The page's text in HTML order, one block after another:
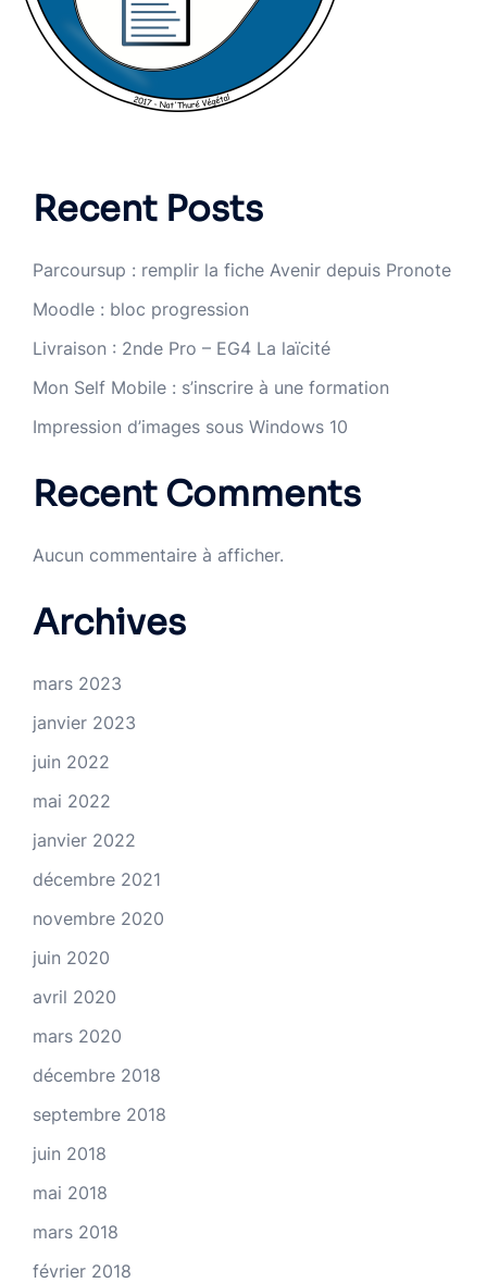
Recent Posts
Parcoursup : remplir la fiche Avenir depuis Pronote
Moodle : bloc progression
Livraison : 2nde Pro – EG4 La laïcité
Mon Self Mobile : s’inscrire à une formation
Impression d’images sous Windows 10
Recent Comments
Aucun commentaire à afficher.
Archives
mars 2023
janvier 2023
juin 2022
mai 2022
janvier 2022
décembre 2021
novembre 2020
juin 2020
avril 2020
mars 2020
décembre 2018
septembre 2018
juin 2018
mai 2018
mars 2018
février 2018